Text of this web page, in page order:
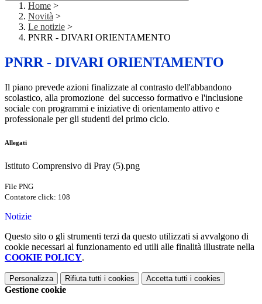
Home >
Novità >
Le notizie >
PNRR - DIVARI ORIENTAMENTO
PNRR - DIVARI ORIENTAMENTO
Il piano prevede azioni finalizzate al contrasto dell'abbandono
scolastico, alla promozione del successo formativo e l'inclusione
sociale con programmi e iniziative di orientamento attivo e
professionale per gli studenti del primo ciclo.
Allegati
Istituto Comprensivo di Pray (5).png
File PNG
Contatore click: 108
Notizie
Questo sito o gli strumenti terzi da questo utilizzati si avvalgono di
cookie necessari al funzionamento ed utili alle finalità illustrate nella
COOKIE POLICY.
Personalizza Rifiuta tutti i cookies Accetta tutti i cookies
Gestione cookie